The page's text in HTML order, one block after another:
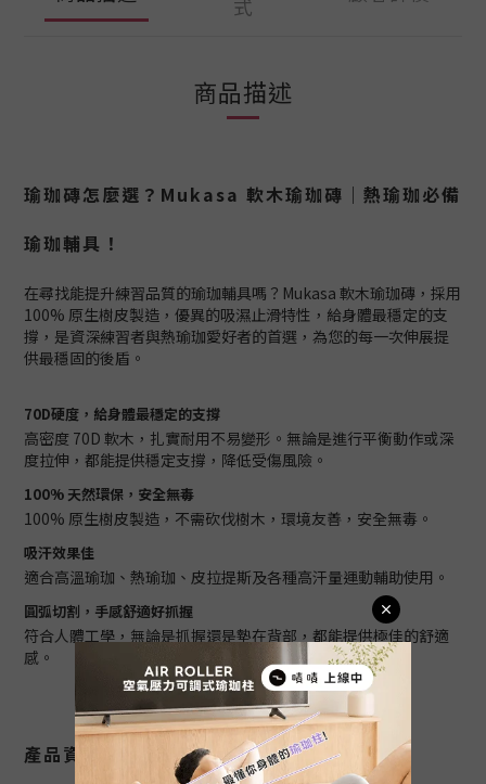
式
商品描述
瑜珈磚怎麼選？Mukasa 軟木瑜珈磚｜熱瑜珈必備
瑜珈輔具！
在尋找能提升練習品質的瑜珈輔具嗎？Mukasa 軟木瑜珈磚，採用
100% 原生樹皮製造，優異的吸濕止滑特性，給身體最穩定的支
撐，是資深練習者與熱瑜珈愛好者的首選，為您的每一次伸展提
供最穩固的後盾。
70D硬度，給身體最穩定的支撐
高密度 70D 軟木，扎實耐用不易變形。無論是進行平衡動作或深
度拉伸，都能提供穩定支撐，降低受傷風險。
100% 天然環保，安全無毒
100% 原生樹皮製造，不需砍伐樹木，環境友善，安全無毒。
吸汗效果佳
適合高溫瑜珈、熱瑜珈、皮拉提斯及各種高汗量運動輔助使用。
圓弧切割，手感舒適好抓握
符合人體工學，無論是抓握還是墊在背部，都能提供極佳的舒適
感。
產品資訊/規格說明